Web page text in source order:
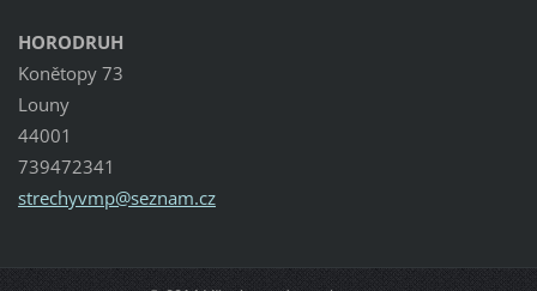
HORODRUH
Konětopy 73
Louny
44001
739472341
strechyvmp@seznam.cz